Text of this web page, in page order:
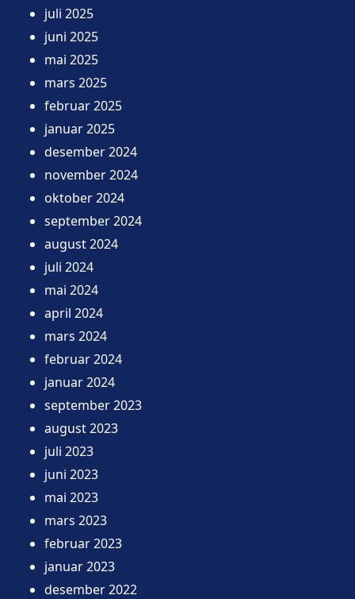
juli 2025
juni 2025
mai 2025
mars 2025
februar 2025
januar 2025
desember 2024
november 2024
oktober 2024
september 2024
august 2024
juli 2024
mai 2024
april 2024
mars 2024
februar 2024
januar 2024
september 2023
august 2023
juli 2023
juni 2023
mai 2023
mars 2023
februar 2023
januar 2023
desember 2022